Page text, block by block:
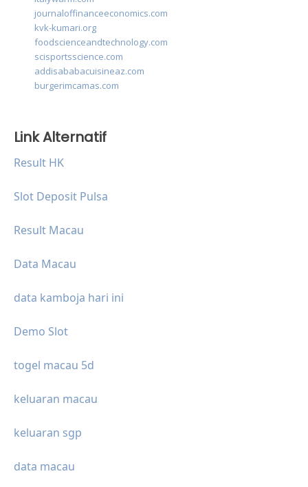
journaloffinanceeconomics.com
kvk-kumari.org
foodscienceandtechnology.com
scisportsscience.com
addisababacuisineaz.com
burgerimcamas.com
Link Alternatif
Result HK
Slot Deposit Pulsa
Result Macau
Data Macau
data kamboja hari ini
Demo Slot
togel macau 5d
keluaran macau
keluaran sgp
data macau